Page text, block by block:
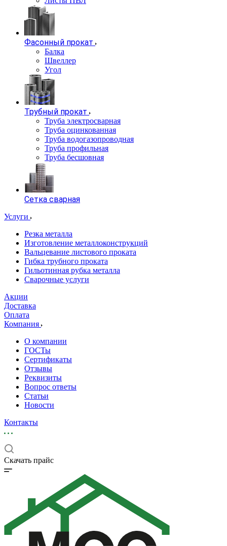
Фасонный прокат
Балка
Швеллер
Угол
Трубный прокат
Труба электросварная
Труба оцинкованная
Труба водогазопроводная
Труба профильная
Труба бесшовная
Сетка сварная
Услуги
Резка металла
Изготовление металлоконструкций
Вальцевание листового проката
Гибка трубного проката
Гильотинная рубка металла
Сварочные услуги
Акции
Доставка
Оплата
Компания
О компании
ГОСТы
Сертификаты
Отзывы
Реквизиты
Вопрос ответы
Статьи
Новости
Контакты
Скачать прайс